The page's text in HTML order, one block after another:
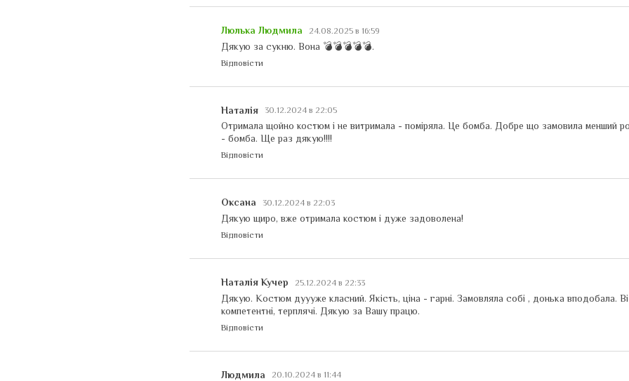
Люлька Людмила 24.08.2025 в 16:59
Дякую за сукню. Вона 💣💣💣💣💣.
Відповісти
Наталія 30.12.2024 в 22:05
Отримала щойно костюм і не витримала - поміряла. Це бомба. Добре що замовила менший
- бомба. Ще раз дякую!!!!
Відповісти
Оксана 30.12.2024 в 22:03
Дякую щиро, вже отримала костюм і дуже задоволена!
Відповісти
Наталія Кучер 25.12.2024 в 22:33
Дякую. Костюм дуууже класний. Якість, ціна - гарні. Замовляла собі , донька вподобала.
компетентні, терплячі. Дякую за Вашу працю.
Відповісти
Людмила 20.10.2024 в 11:44